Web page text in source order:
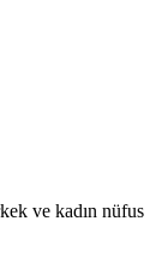
ve kadın nüfus